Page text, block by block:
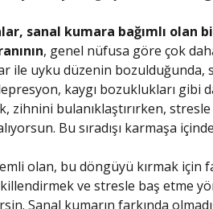
sanal kumara bağımlı olan
, genel nüfusa göre çok
ile uyku düzenin bozulduğunda,
kaygı bozuklukları gibi
zihnini bulanıklaştırırken,
Bu sıradışı karmaşa
olan, bu döngüyü kırmak için
ve stresle baş etme
Sanal kumarın farkında